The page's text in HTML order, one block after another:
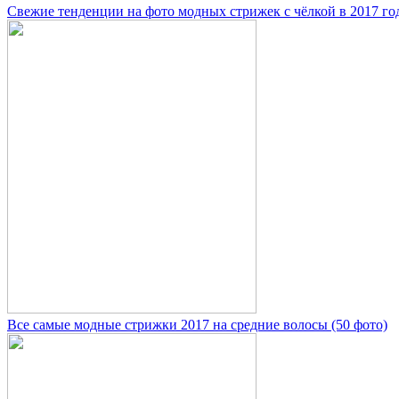
Свежие тенденции на фото модных стрижек с чёлкой в 2017
Все самые модные стрижки 2017 на средние волосы (50 фото)